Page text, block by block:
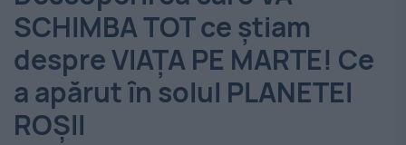
Evenimentul
Zilei
SCHIMBA TOT ce știam
despre VIAȚA PE MARTE! Ce
a apărut în solul PLANETEI
ROȘII